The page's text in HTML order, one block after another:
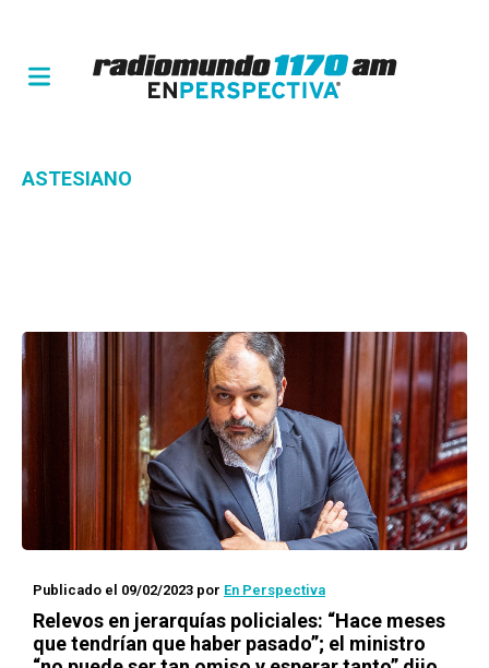
ASTESIANO
Publicado el 09/02/2023 por En Perspectiva
Relevos en jerarquías policiales: “Hace meses
que tendrían que haber pasado”; el ministro